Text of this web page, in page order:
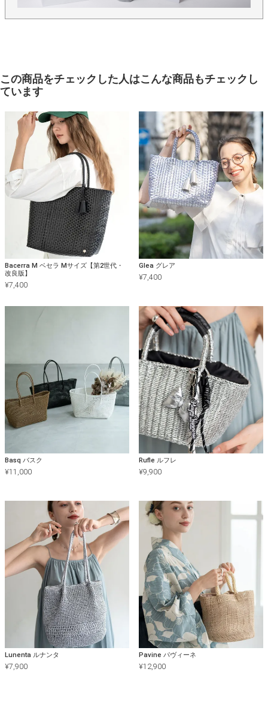
この商品をチェックした人はこんな商品もチェックし
ています
Bacerra M ベセラ Mサイズ【第2世代・
改良版】
¥7,400
Glea グレア
¥7,400
Basq バスク
¥11,000
Rufle ルフレ
¥9,900
Lunenta ルナンタ
¥7,900
Pavine パヴィーネ
¥12,900